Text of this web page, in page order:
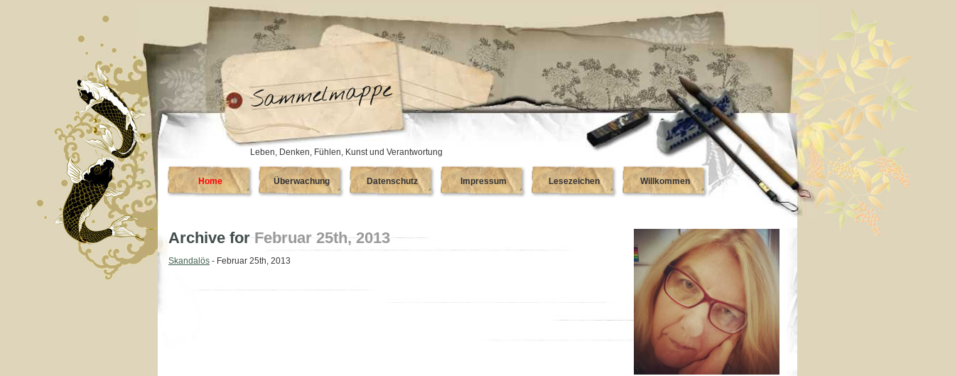
Leben, Denken, Fühlen, Kunst und Verantwortung
Home Überwachung Datenschutz Impressum Lesezeichen Willkommen
Archive for Februar 25th, 2013
Skandalös - Februar 25th, 2013